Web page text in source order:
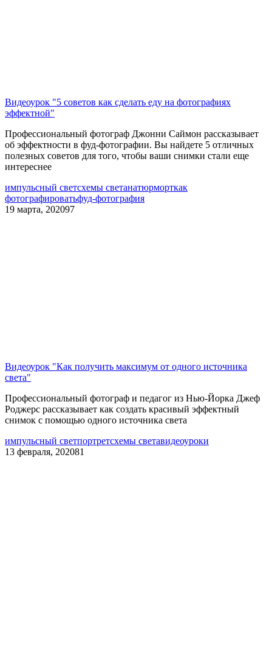
Видеоурок "5 советов как сделать еду на фотографиях
эффектной"
Профессиональный фотограф Джонни Саймон рассказывает
об эффектности в фуд-фотографии. Вы найдете 5 отличных
полезных советов для того, чтобы ваши снимки стали еще
интереснее
импульсный светсхемы светанатюрморткак
фотографироватьфуд-фотография
19 марта, 202097
Видеоурок "Как получить максимум от одного источника
света"
Профессиональный фотограф и педагог из Нью-Йорка Джеф
Роджерс рассказывает как создать красивый эффектный
снимок с помощью одного источника света
импульсный светпортретсхемы светавидеоуроки
13 февраля, 202081